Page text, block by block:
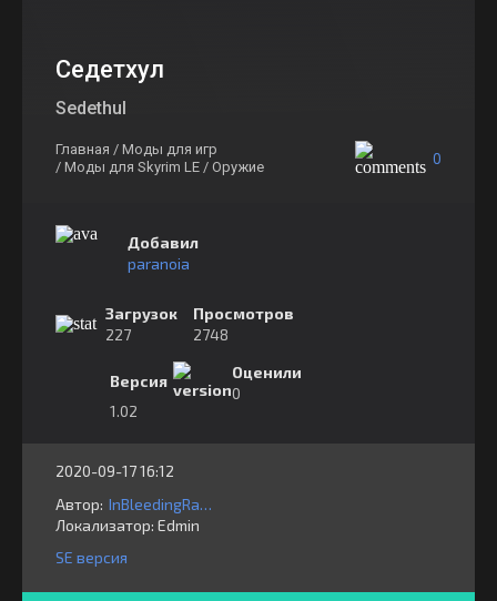
Седетхул
Sedethul
Главная / Моды для игр
/ Моды для Skyrim LE / Оружие 0
Добавил
paranoia
Загрузок
227
Просмотров
2748
Версия
1.02
Оценили
0
2020-09-17 16:12
Автор:
InBleedingRapture
Локализатор: ⁣⁣⁣Edmin
SE версия